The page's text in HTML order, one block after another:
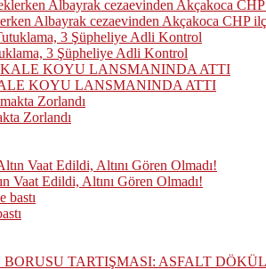
Albayrak cezaevinden Akçakoca CHP
3 Şüpheliye Adli Kontrol
KOYU LANSMANINDA ATTI
Zorlandı
Vaat Edildi, Altını Gören Olmadı!